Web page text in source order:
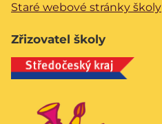
Staré webové stránky školy
Zřizovatel školy